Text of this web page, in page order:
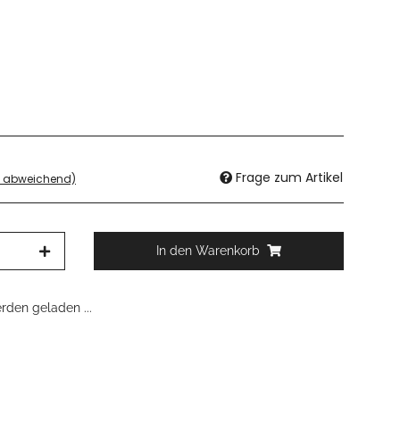
abweichend) Frage zum Artikel
In den Warenkorb
geladen ...